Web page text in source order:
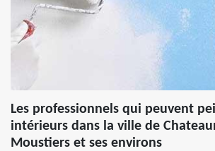
Les professionnels qui peuvent
intérieurs dans la ville de
Moustiers et ses environs